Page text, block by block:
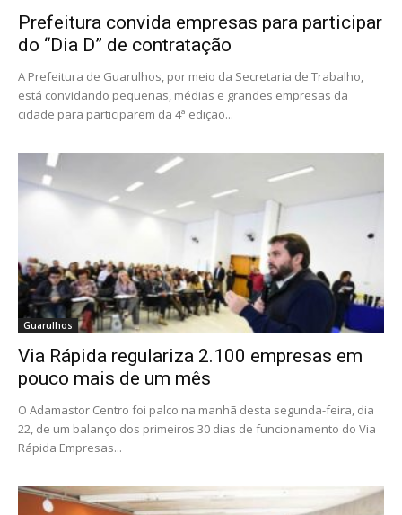
Prefeitura convida empresas para participar
do “Dia D” de contratação
A Prefeitura de Guarulhos, por meio da Secretaria de Trabalho,
está convidando pequenas, médias e grandes empresas da
cidade para participarem da 4ª edição...
Guarulhos
Via Rápida regulariza 2.100 empresas em
pouco mais de um mês
O Adamastor Centro foi palco na manhã desta segunda-feira, dia
22, de um balanço dos primeiros 30 dias de funcionamento do Via
Rápida Empresas...